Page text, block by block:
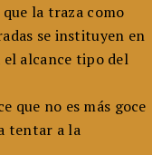
la traza como
se instituyen en
el alcance tipo del
que no es más goce
tentar a la